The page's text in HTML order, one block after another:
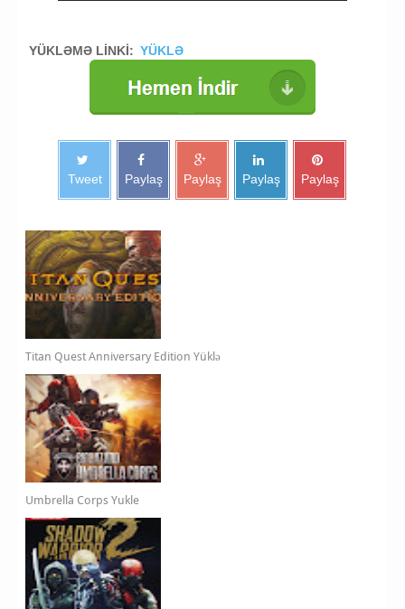
YÜKLƏMƏ LİNKİ: YÜKLƏ
Tweet Paylaş Paylaş Paylaş Paylaş
Titan Quest Anniversary Edition Yüklə
Umbrella Corps Yukle